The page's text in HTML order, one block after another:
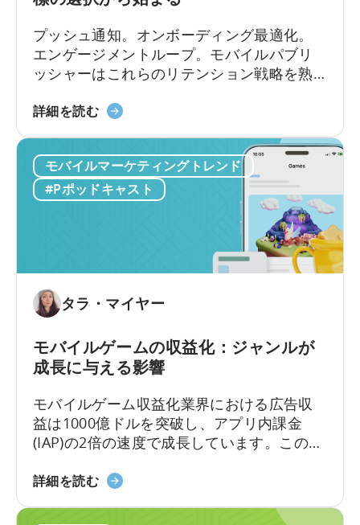
の
理
由
ビ
ュ
ー
シ
ン
い
プッシュ通知。オンボーディング最適化。
エンゲージメントループ。モバイルパブリ
ッシャーはこれらのリテンション戦略を熟
詳細を読むア
の
リ
テ
戦
は
適
切
な
指
標
選
モバイルマーケティングトレンド
#Pポッドキャスト
タラ・マイヤー
モバイルゲームの収益化：ジャンルが
成長に与える影響
モバイルゲーム収益化業界における広告収
益は1000億ドルを突破し、アプリ内課金
(IAP)の2倍の速度で成長しています。この変
してIAPのみを軸に収益化戦略を構築してお
詳細を読むモ